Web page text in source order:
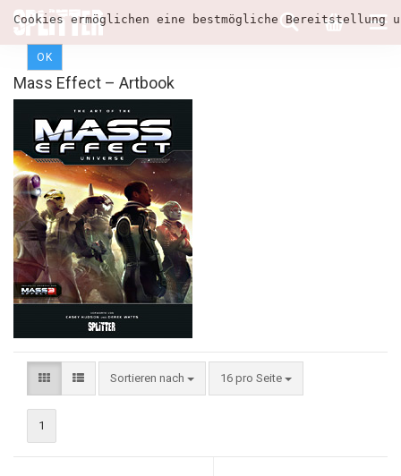
Cookies ermöglichen eine bestmögliche
OK
Mass Effect – Artbook
Sortieren nach 16 pro Seite
1